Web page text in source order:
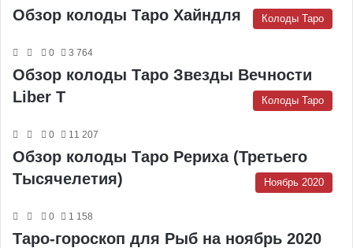
Обзор колоды Таро Хайндля Колоды Таро
0 3 764
Обзор колоды Таро Звезды Вечности
Liber T
Колоды Таро
0 11 207
Обзор колоды Таро Рериха (Третьего
Тысячелетия)
Ноябрь 2020
0 1 158
Таро-гороскоп для Рыб на ноябрь 2020